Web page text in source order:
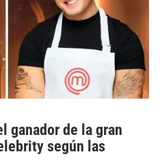
ganador de la gran
según las